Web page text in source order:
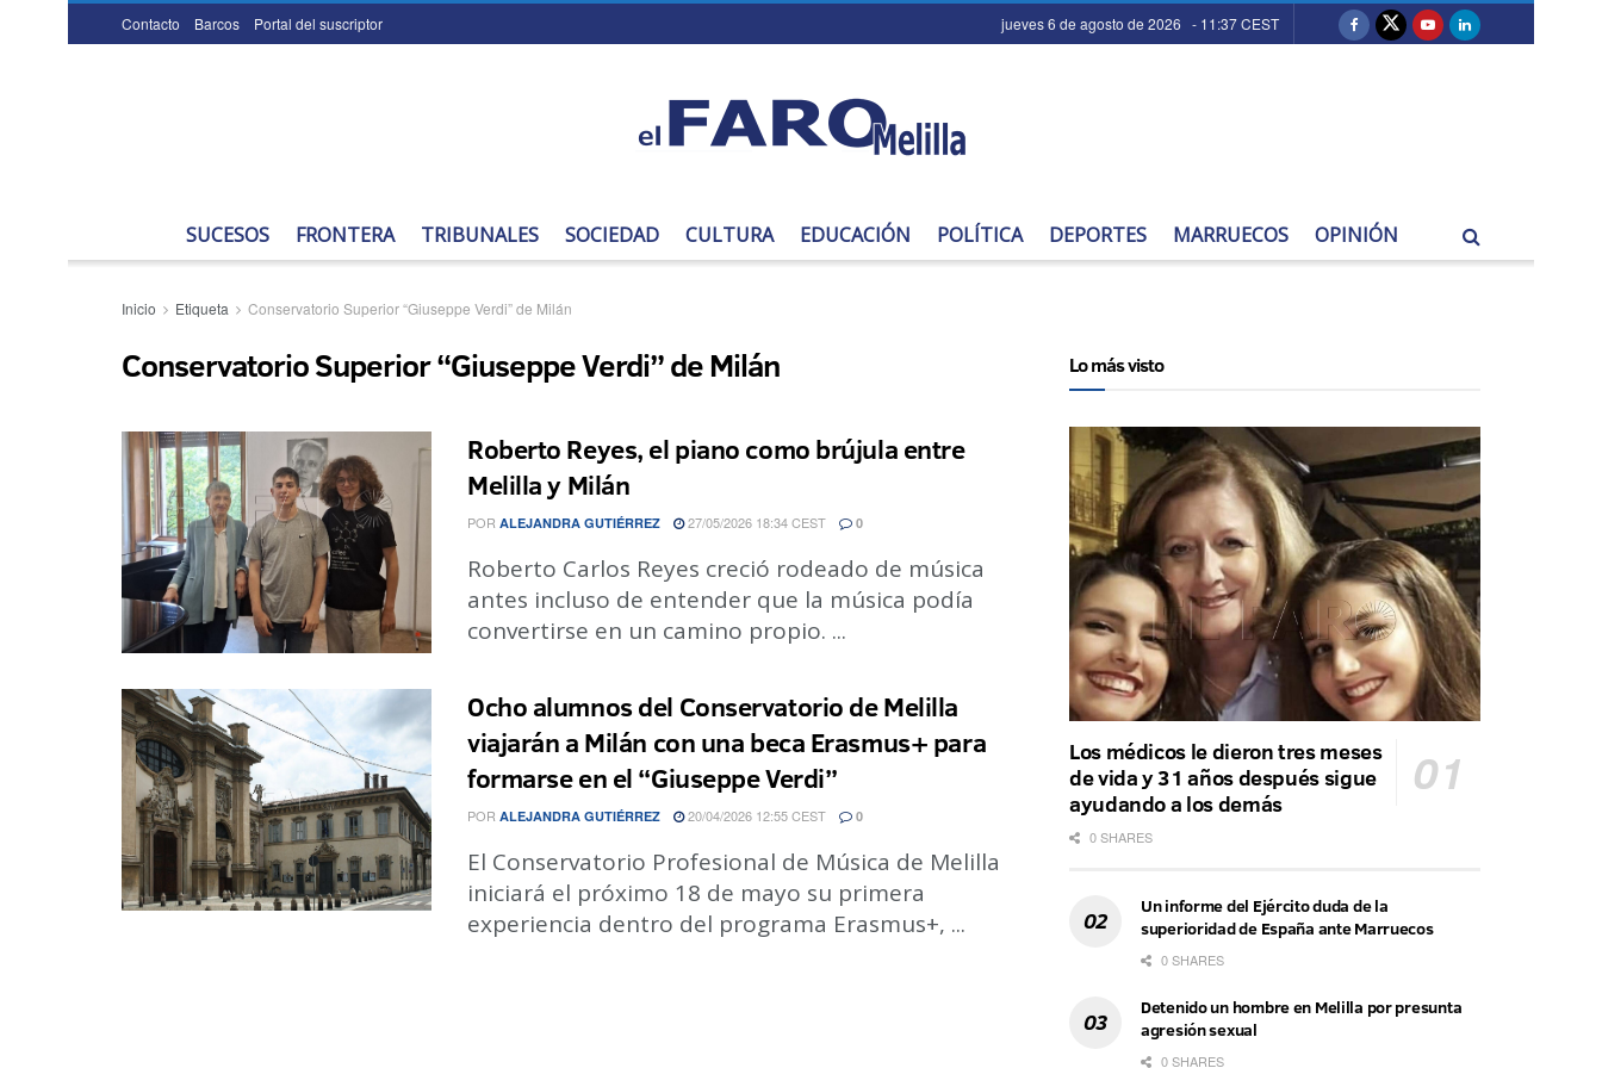
Contacto Barcos Portal del suscriptor jueves 6 de agosto de 2026 - 11:37 CEST
SUCESOS FRONTERA TRIBUNALES SOCIEDAD CULTURA EDUCACIÓN POLÍTICA DEPORTES MARRUECOS OPINIÓN
Inicio Etiqueta Conservatorio Superior “Giuseppe Verdi” de Milán
Conservatorio Superior “Giuseppe Verdi” de Milán
Roberto Reyes, el piano como brújula entre
Melilla y Milán
POR ALEJANDRA GUTIÉRREZ 27/05/2026 18:34 CEST 0
Roberto Carlos Reyes creció rodeado de música
antes incluso de entender que la música podía
convertirse en un camino propio. ...
Ocho alumnos del Conservatorio de Melilla
viajarán a Milán con una beca Erasmus+ para
formarse en el “Giuseppe Verdi”
POR ALEJANDRA GUTIÉRREZ 20/04/2026 12:55 CEST 0
El Conservatorio Profesional de Música de Melilla
iniciará el próximo 18 de mayo su primera
experiencia dentro del programa Erasmus+, ...
Lo más visto
Los médicos le dieron tres meses
de vida y 31 años después sigue
ayudando a los demás
0 SHARES
Un informe del Ejército duda de la
superioridad de España ante Marruecos
0 SHARES
Detenido un hombre en Melilla por presunta
agresión sexual
0 SHARES